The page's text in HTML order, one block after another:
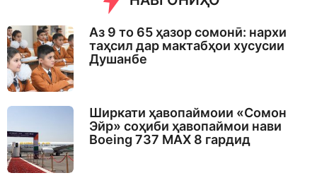
o
Аз 9 то 65 ҳазор сомонӣ: нархи
таҳсил дар мактабҳои хусусии
Душанбе
Ширкати ҳавопаймоии «Сомон
Эйр» соҳиби ҳавопаймои нави
Boeing 737 MAX 8 гардид